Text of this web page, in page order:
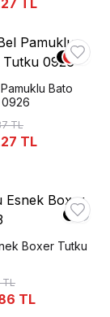
TL
+ 4
Bato
TL
TL
Boxer Tutku
TL
TL